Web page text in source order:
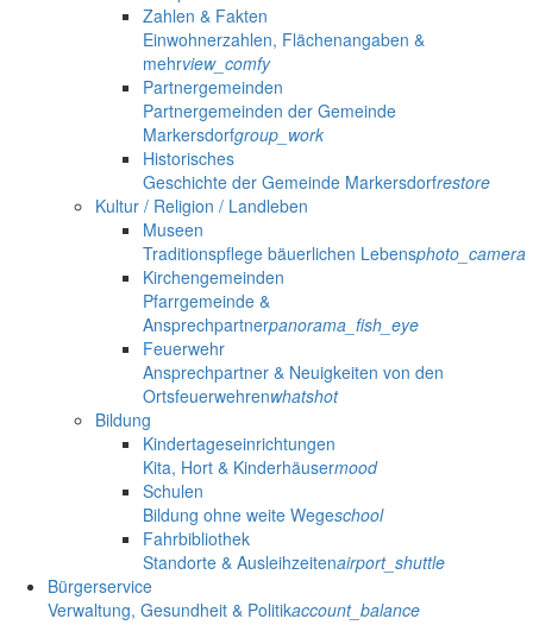
Zahlen & Fakten
Einwohnerzahlen, Flächenangaben &
mehrview_comfy
Partnergemeinden
Partnergemeinden der Gemeinde
Markersdorfgroup_work
Historisches
Geschichte der Gemeinde Markersdorfrestore
Kultur / Religion / Landleben
Museen
Traditionspflege bäuerlichen Lebensphoto_camera
Kirchengemeinden
Pfarrgemeinde &
Ansprechpartnerpanorama_fish_eye
Feuerwehr
Ansprechpartner & Neuigkeiten von den
Ortsfeuerwehrenwhatshot
Bildung
Kindertageseinrichtungen
Kita, Hort & Kinderhäusermood
Schulen
Bildung ohne weite Wegeschool
Fahrbibliothek
Standorte & Ausleihzeitenairport_shuttle
Bürgerservice
Verwaltung, Gesundheit & Politikaccount_balance